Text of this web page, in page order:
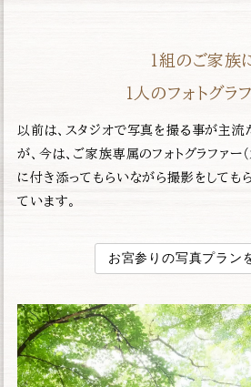
１組のご家族
１人のフォトグラ
以前は、スタジオで写真を撮る事が主流
が、今は、ご家族専属のフォトグラファー
に付き添ってもらいながら撮影をしても
ています。
お宮参りの写真プラン